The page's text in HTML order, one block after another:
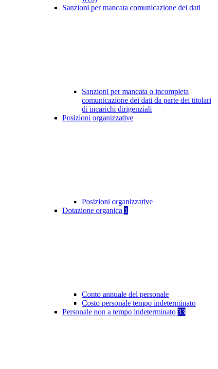
Sanzioni per mancata comunicazione dei dati
Sanzioni per mancata o incompleta
comunicazione dei dati da parte dei titolari
di incarichi dirigenziali
Posizioni organizzative
Posizioni organizzative
Dotazione organica 1
Conto annuale del personale
Costo personale tempo indeterminato
Personale non a tempo indeterminato 33